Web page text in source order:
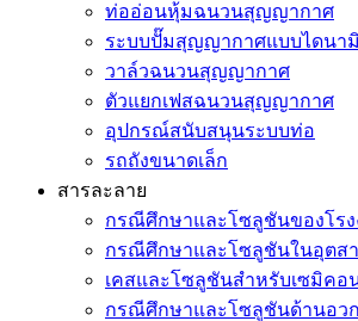
ท่ออ่อนหุ้มฉนวนสุญญากาศ
ระบบปั๊มสุญญากาศแบบไดนา
วาล์วฉนวนสุญญากาศ
ตัวแยกเฟสฉนวนสุญญากาศ
อุปกรณ์สนับสนุนระบบท่อ
รถถังขนาดเล็ก
สารละลาย
กรณีศึกษาและโซลูชันของโร
กรณีศึกษาและโซลูชันในอุตส
เคสและโซลูชันสำหรับเซมิคอ
กรณีศึกษาและโซลูชันด้านอว